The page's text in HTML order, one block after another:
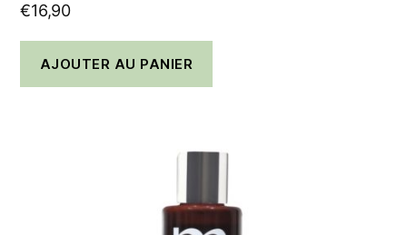
€16,90
AJOUTER AU PANIER